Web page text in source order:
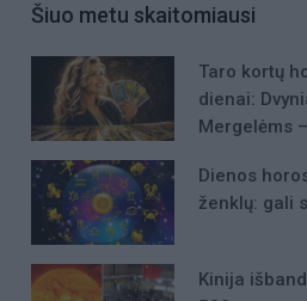
Šiuo metu skaitomiausi
Taro kortų
dienai:
Mergelėms
Dienos
ženklų: gali
Kinija